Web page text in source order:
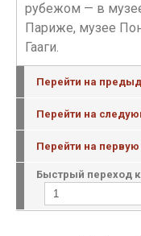
рубежом — в
Париже, музее
Гааги.
Перейти на
Перейти на
Перейти на первую
Быстрый переход